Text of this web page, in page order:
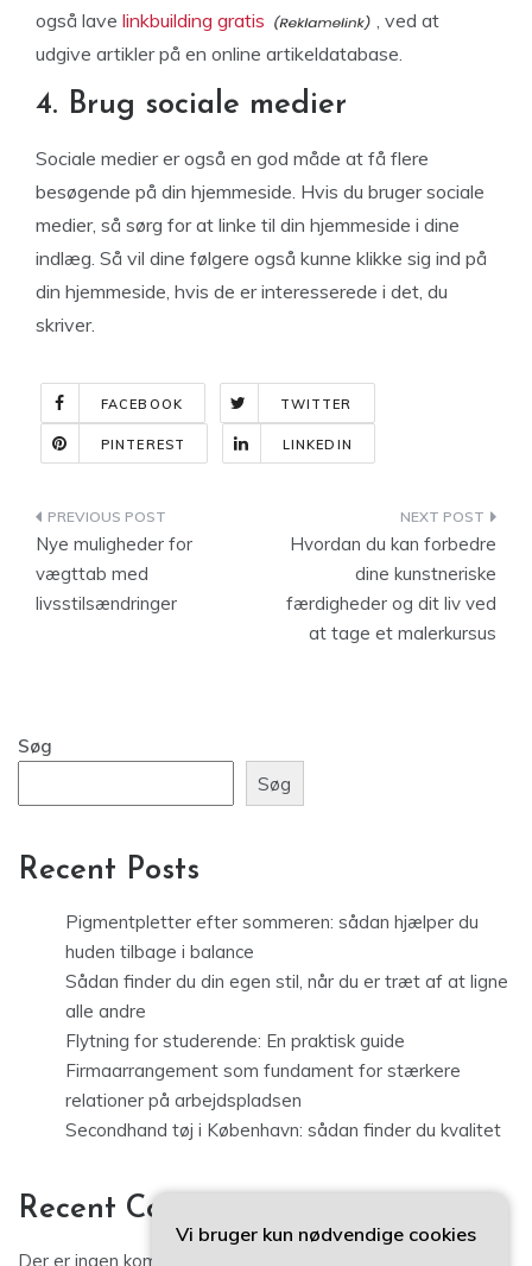
også lave linkbuilding gratis
, ved at
udgive artikler på en online artikeldatabase.
4. Brug sociale medier
Sociale medier er også en god måde at få flere
besøgende på din hjemmeside. Hvis du bruger sociale
medier, så sørg for at linke til din hjemmeside i dine
indlæg. Så vil dine følgere også kunne klikke sig ind på
din hjemmeside, hvis de er interesserede i det, du
skriver.
FACEBOOK TWITTER
PINTEREST LINKEDIN
Indlægsnavigation
Nye muligheder for
vægttab med
livsstilsændringer
Hvordan du kan forbedre
dine kunstneriske
færdigheder og dit liv ved
at tage et malerkursus
Søg
Søg
Recent Posts
Pigmentpletter efter sommeren: sådan hjælper du
huden tilbage i balance
Sådan finder du din egen stil, når du er træt af at ligne
alle andre
Flytning for studerende: En praktisk guide
Firmaarrangement som fundament for stærkere
relationer på arbejdspladsen
Secondhand tøj i København: sådan finder du kvalitet
Recent Comments
Der er ingen kommentarer at vise.
Vi bruger kun nødvendige cookies